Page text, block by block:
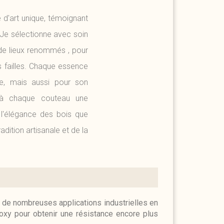
unique, témoignant
sélectionne avec soin
lieux renommés , pour
Chaque essence
mais aussi pour son
chaque couteau une
des bois que
artisanale et de la
nombreuses applications industrielles en
pour obtenir une résistance encore plus